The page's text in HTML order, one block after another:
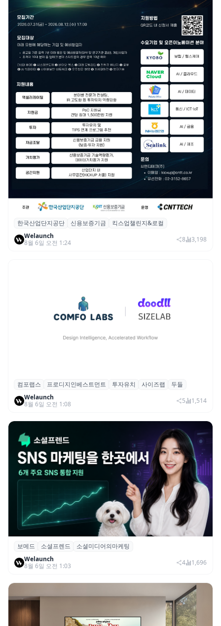
산단공·신보, 2026 ‘킥스업 챌린지&로컬’ 참
여 스타트업 모집
한국산업단지공단 신용보증기금
킥스업챌린지&로컬
Welaunch
8월 6일 오전 1:24
8 3,198
컴포랩스, 프로디지인베스트먼트로부터 시
드 투자 유치
컴포랩스 프로디지인베스트먼트 투자유치 사이즈랩
두들
Welaunch
8월 6일 오전 1:08
5 1,514
보메드 ‘소셜프렌드’, 유튜브·인스타 등 6개
SNS 마케팅 통합 지원
보메드 소셜프렌드
소셜미디어의마케팅
Welaunch
8월 6일 오전 1:03
4 1,696